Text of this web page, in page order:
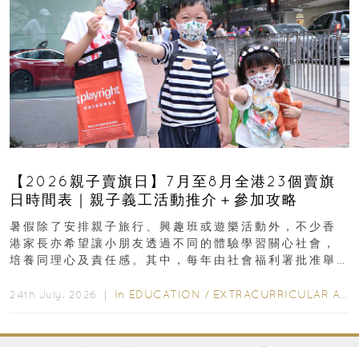
【2026親子賣旗日】7月至8月全港23個賣旗
日時間表｜親子義工活動推介＋參加攻略
暑假除了安排親子旅行、興趣班或遊樂活動外，不少香
港家長亦希望讓小朋友透過不同的體驗學習關心社會，
培養同理心及責任感。其中，每年由社會福利署批准舉
24th July, 2026 ｜ In EDUCATION / EXTRACURRICULAR ACTIVITIES